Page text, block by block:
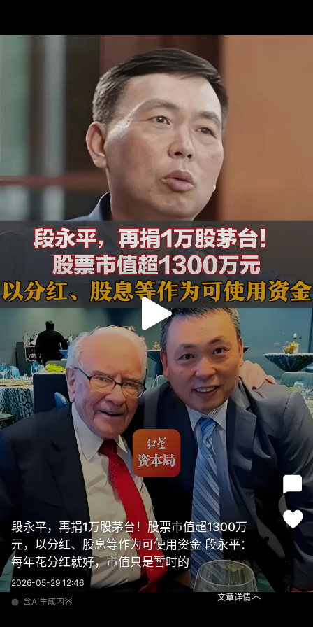
段永平，再捐1万股茅台！股票市值超1300万
元，以分红、股息等作为可使用资金 段永平：
每年花分红就好，市值只是暂时的
2026-05-29 12:46
含AI生成内容
文章详情